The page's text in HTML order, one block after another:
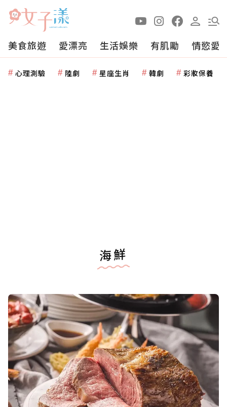
美食旅遊 愛漂亮 生活娛樂 有肌勵 情慾愛
心理測驗 陸劇 星座生肖 韓劇 彩妝保養
海鮮